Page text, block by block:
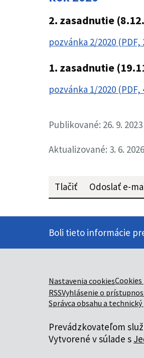
2. zasadnutie
pozvánka 2/2020 (PDF,
1. zasadnutie
pozvánka 1/2020 (PDF,
Publikované: 26. 9. 2023
Aktualizované: 3. 6. 2026
Tlačiť Odoslať e-
Boli tieto informácie
Nastavenia cookies
RSSVyhlásenie o
Správca obsahu a
Prevádzkovateľom
Vytvorené v súlade s